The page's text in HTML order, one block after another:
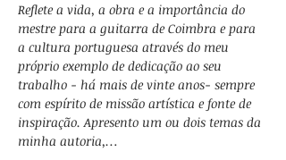
Reflete a vida, a obra e a importância do
mestre para a guitarra de Coimbra e para
a cultura portuguesa através do meu
próprio exemplo de dedicação ao seu
trabalho - há mais de vinte anos- sempre
com espírito de missão artística e fonte de
inspiração. Apresento um ou dois temas da
minha autoria,…